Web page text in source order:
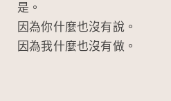
是。
因為你什麼也沒有說。
因為我什麼也沒有做。